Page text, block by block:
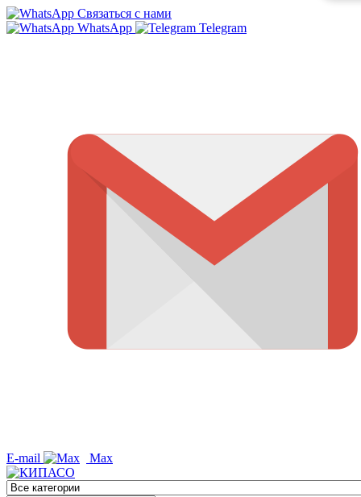
Связаться с нами
WhatsApp
Telegram
E-mail Max